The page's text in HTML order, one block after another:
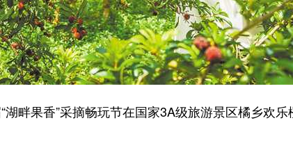
畔果香”采摘畅玩节在国家3A级旅游景区橘乡欢